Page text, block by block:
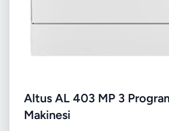
Altus AL 403 MP 3
Makinesi